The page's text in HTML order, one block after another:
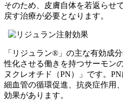
そのため、皮膚自体を若返らせ
戻す治療が必要となります。
「リジュラン®」の主な有効成
性化させる働きを持つサーモン
ヌクレオチド（PN）」です。
細血管の循環促進、抗炎症作用
効果があります。